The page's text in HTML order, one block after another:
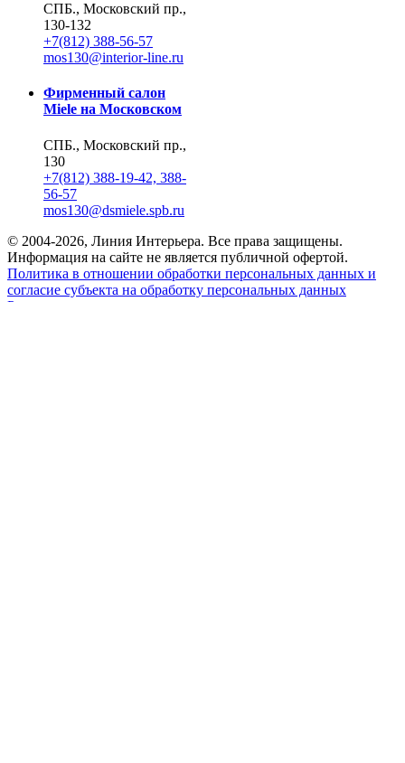
СПБ., Московский пр.,
130-132
+7(812) 388-56-57
mos130@interior-line.ru
Фирменный салон
Miele на Московском
СПБ., Московский пр.,
130
+7(812) 388-19-42, 388-
56-57
mos130@dsmiele.spb.ru
© 2004-2026, Линия Интерьера. Все права защищены.
Информация на сайте не является публичной офертой.
Политика в отношении обработки персональных данных и
согласие субъекта на обработку персональных данных
Реквизиты